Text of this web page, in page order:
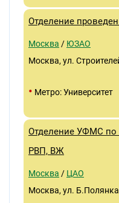
Отделение
Москва / ЮЗАО
Москва, ул.
• Метро: Университет
Отделение УФМС по
РВП, ВЖ
Москва / ЦАО
Москва, ул.